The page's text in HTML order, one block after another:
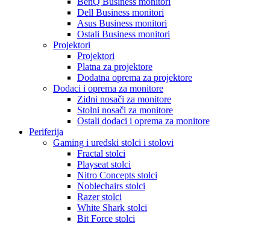
Dell Business monitori
Asus Business monitori
Ostali Business monitori
Projektori
Projektori
Platna za projektore
Dodatna oprema za projektore
Dodaci i oprema za monitore
Zidni nosači za monitore
Stolni nosači za monitore
Ostali dodaci i oprema za monitore
Periferija
Gaming i uredski stolci i stolovi
Fractal stolci
Playseat stolci
Nitro Concepts stolci
Noblechairs stolci
Razer stolci
White Shark stolci
Bit Force stolci